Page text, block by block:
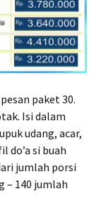
paket 30.
Isi dalam
udang, acar,
do’a si buah
jumlah porsi
– 140 jumlah